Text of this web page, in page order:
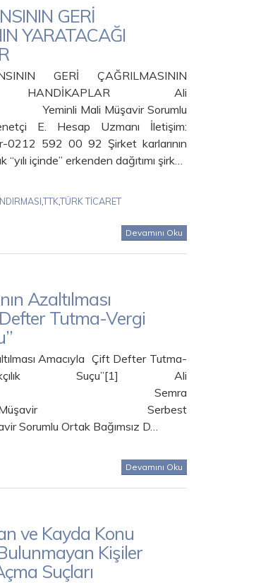
GERİ
YARATACAĞI
GERİ ÇAĞRILMASININ
HANDİKAPLAR Ali
Mali Müşavir Sorumlu
E. Hesap Uzmanı İletişim:
0212 592 00 92 Şirket karlarının
“yılı içinde” erkenden dağıtımı şirk…
,TTK,TÜRK TİCARET
Devamını Oku
Azaltılması
Tutma-Vergi
Amacıyla Çift Defter Tutma-
Suçu”[1] Ali
Semra
Mali Müşavir Serbest
Sorumlu Ortak Bağımsız D…
Devamını Oku
ve Kayda Konu
Kişiler
Suçları